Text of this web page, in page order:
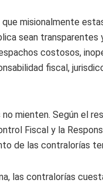
misionalmente
sean
costosos,
fiscal,
mienten. Según el
Fiscal y la
de las contralorías
las contralorías